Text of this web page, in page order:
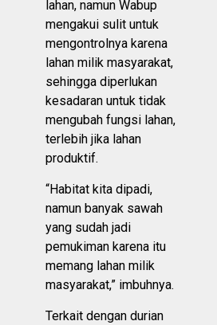
lahan, namun Wabup
mengakui sulit untuk
mengontrolnya karena
lahan milik masyarakat,
sehingga diperlukan
kesadaran untuk tidak
mengubah fungsi lahan,
terlebih jika lahan
produktif.
“Habitat kita dipadi,
namun banyak sawah
yang sudah jadi
pemukiman karena itu
memang lahan milik
masyarakat,” imbuhnya.
Terkait dengan durian